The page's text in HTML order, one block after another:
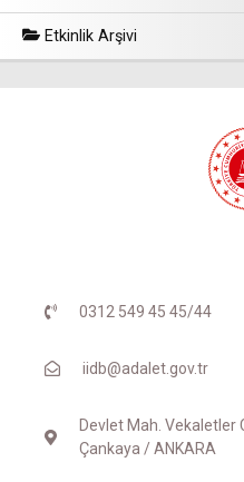
Etkinlik Arşivi
0312 549 45 45/44
iidb@adalet.gov.tr
Devlet Mah. Vekaletler
Çankaya / ANKARA